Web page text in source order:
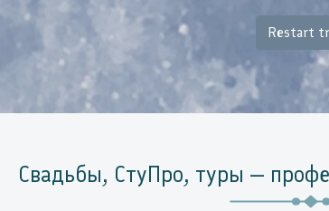
Restart
Свадьбы, СтуПро, туры —